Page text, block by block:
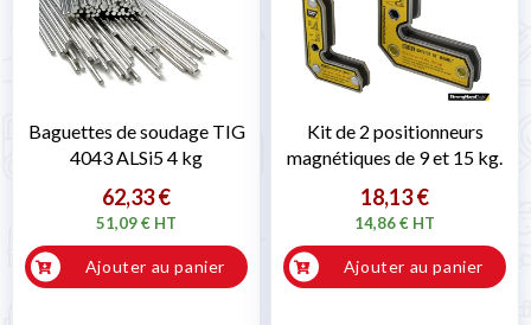
Baguettes de soudage TIG
4043 ALSi5 4 kg
62,33 €
51,09 € HT
Ajouter au panier
Kit de 2 positionneurs
magnétiques de 9 et 15 kg.
18,13 €
14,86 € HT
Ajouter au panier